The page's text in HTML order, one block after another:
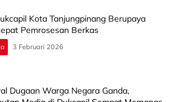
Kota Tanjungpinang Berupaya
Pemrosesan Berkas
3 Februari 2026
Dugaan Warga Negara Ganda,